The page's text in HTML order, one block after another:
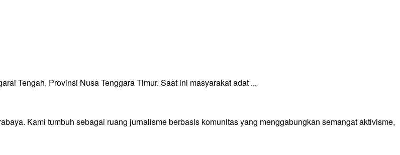
Tengah, Provinsi Nusa Tenggara Timur. Saat ini masyarakat adat ...
Kami tumbuh sebagai ruang jurnalisme berbasis komunitas yang menggabungkan semangat aktivisme,